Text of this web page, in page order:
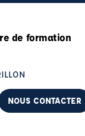
de formation
NOUS CONTACTER